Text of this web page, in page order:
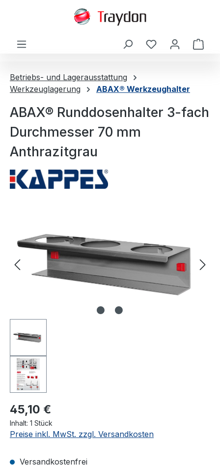
Betriebs- und Lagerausstattung
Werkzeuglagerung
ABAX® Werkzeughalter
ABAX® Runddosenhalter 3-fach
Durchmesser 70 mm
Anthrazitgrau
45,10 €
Inhalt: 1 Stück
Preise inkl. MwSt. zzgl. Versandkosten
Versandkostenfrei